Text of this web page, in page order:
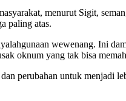
menurut Sigit,
paling atas.
wewenang. Ini
oknum yang tak bisa
perubahan untuk